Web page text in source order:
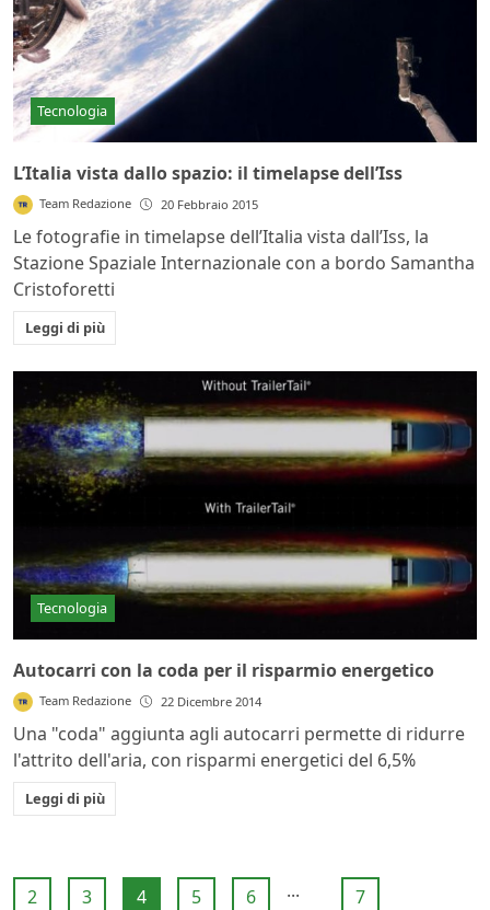
Tecnologia
L’Italia vista dallo spazio: il timelapse dell’Iss
Team Redazione 20 Febbraio 2015
Le fotografie in timelapse dell’Italia vista dall’Iss, la
Stazione Spaziale Internazionale con a bordo Samantha
Cristoforetti
Leggi di più
Tecnologia
Autocarri con la coda per il risparmio energetico
Team Redazione 22 Dicembre 2014
Una "coda" aggiunta agli autocarri permette di ridurre
l'attrito dell'aria, con risparmi energetici del 6,5%
Leggi di più
2 3 4 5 6 ... 7